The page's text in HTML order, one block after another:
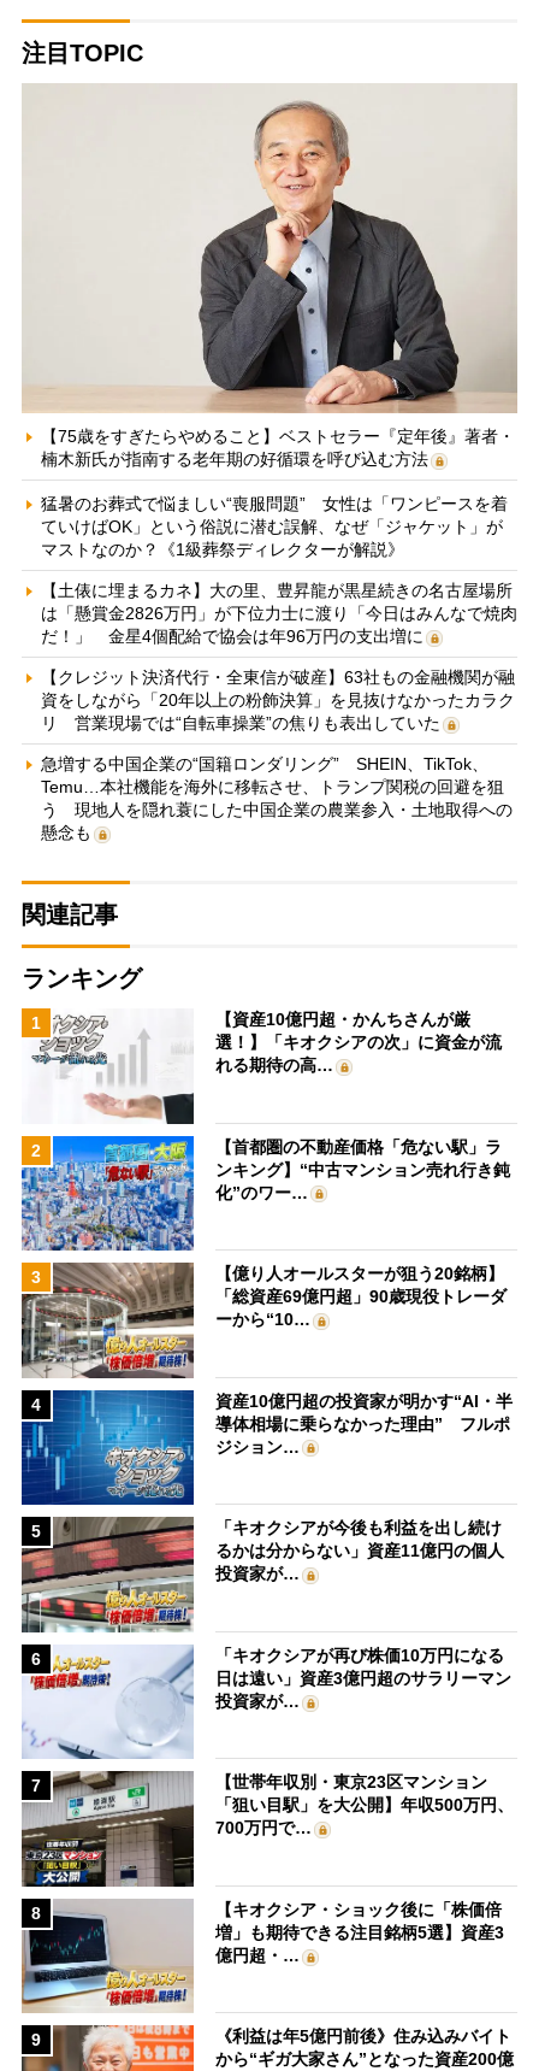
注目TOPIC
【75歳をすぎたらやめること】ベストセラー『定年後』著者・
楠木新氏が指南する老年期の好循環を呼び込む方法
猛暑のお葬式で悩ましい“喪服問題” 女性は「ワンピースを着
ていけばOK」という俗説に潜む誤解、なぜ「ジャケット」が
マストなのか？《1級葬祭ディレクターが解説》
【土俵に埋まるカネ】大の里、豊昇龍が黒星続きの名古屋場所
は「懸賞金2826万円」が下位力士に渡り「今日はみんなで焼肉
だ！」 金星4個配給で協会は年96万円の支出増に
【クレジット決済代行・全東信が破産】63社もの金融機関が融
資をしながら「20年以上の粉飾決算」を見抜けなかったカラク
リ 営業現場では“自転車操業”の焦りも表出していた
急増する中国企業の“国籍ロンダリング” SHEIN、TikTok、
Temu…本社機能を海外に移転させ、トランプ関税の回避を狙
う 現地人を隠れ蓑にした中国企業の農業参入・土地取得への
懸念も
関連記事
ランキング
1
【資産10億円超・かんちさんが厳
選！】「キオクシアの次」に資金が流
れる期待の高…
2
【首都圏の不動産価格「危ない駅」ラ
ンキング】“中古マンション売れ行き鈍
化”のワー…
3
【億り人オールスターが狙う20銘柄】
「総資産69億円超」90歳現役トレーダ
ーから“10…
4
資産10億円超の投資家が明かす“AI・半
導体相場に乗らなかった理由” フルポ
ジション…
5
「キオクシアが今後も利益を出し続け
るかは分からない」資産11億円の個人
投資家が…
6
「キオクシアが再び株価10万円になる
日は遠い」資産3億円超のサラリーマン
投資家が…
7
【世帯年収別・東京23区マンション
「狙い目駅」を大公開】年収500万円、
700万円で…
8
【キオクシア・ショック後に「株価倍
増」も期待できる注目銘柄5選】資産3
億円超・…
9
《利益は年5億円前後》住み込みバイト
から“ギガ大家さん”となった資産200億